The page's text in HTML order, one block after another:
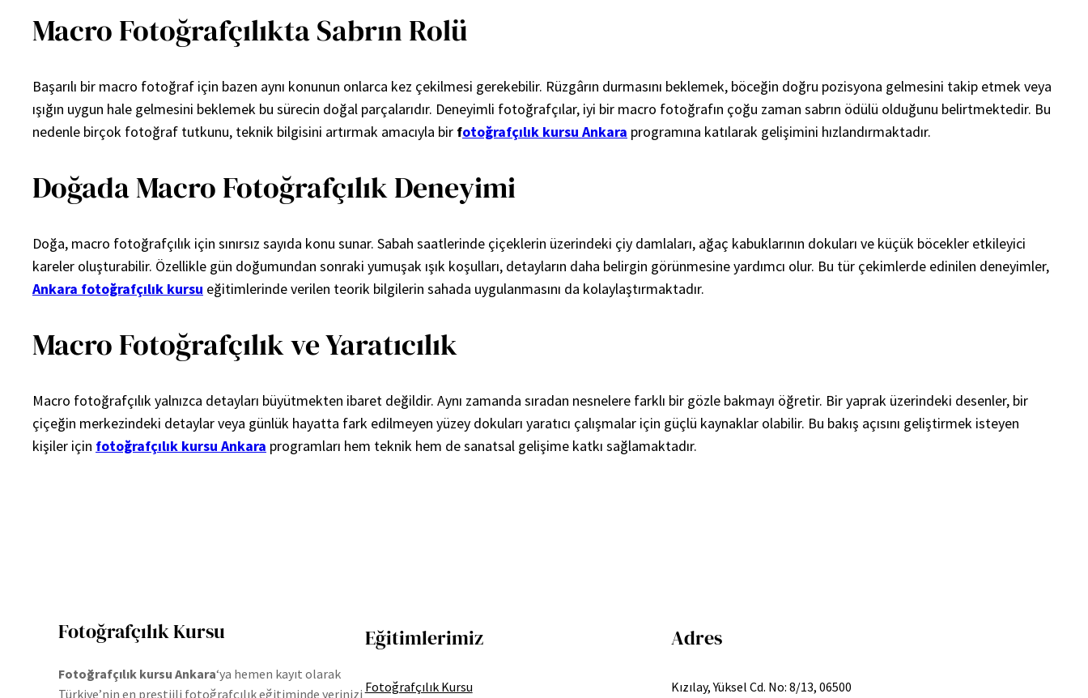
Macro Fotoğrafçılıkta Sabrın Rolü
Başarılı bir macro fotoğraf için bazen aynı konunun onlarca kez çekilmesi gerekebilir. Rüzgârın durmasını beklemek, böceğin doğru pozisyona gelmesini takip etmek veya
ışığın uygun hale gelmesini beklemek bu sürecin doğal parçalarıdır. Deneyimli fotoğrafçılar, iyi bir macro fotoğrafın çoğu zaman sabrın ödülü olduğunu belirtmektedir. Bu
nedenle birçok fotoğraf tutkunu, teknik bilgisini artırmak amacıyla bir fotoğrafçılık kursu Ankara programına katılarak gelişimini hızlandırmaktadır.
Doğada Macro Fotoğrafçılık Deneyimi
Doğa, macro fotoğrafçılık için sınırsız sayıda konu sunar. Sabah saatlerinde çiçeklerin üzerindeki çiy damlaları, ağaç kabuklarının dokuları ve küçük böcekler etkileyici
kareler oluşturabilir. Özellikle gün doğumundan sonraki yumuşak ışık koşulları, detayların daha belirgin görünmesine yardımcı olur. Bu tür çekimlerde edinilen deneyimler,
Ankara fotoğrafçılık kursu eğitimlerinde verilen teorik bilgilerin sahada uygulanmasını da kolaylaştırmaktadır.
Macro Fotoğrafçılık ve Yaratıcılık
Macro fotoğrafçılık yalnızca detayları büyütmekten ibaret değildir. Aynı zamanda sıradan nesnelere farklı bir gözle bakmayı öğretir. Bir yaprak üzerindeki desenler, bir
çiçeğin merkezindeki detaylar veya günlük hayatta fark edilmeyen yüzey dokuları yaratıcı çalışmalar için güçlü kaynaklar olabilir. Bu bakış açısını geliştirmek isteyen
kişiler için fotoğrafçılık kursu Ankara programları hem teknik hem de sanatsal gelişime katkı sağlamaktadır.
Fotoğrafçılık Kursu
Fotoğrafçılık kursu Ankara‘ya hemen kayıt olarak
Türkiye’nin en prestijli fotoğrafçılık eğitiminde yerinizi
Eğitimlerimiz
Fotoğrafçılık Kursu
Adres
Kızılay, Yüksel Cd. No: 8/13, 06500